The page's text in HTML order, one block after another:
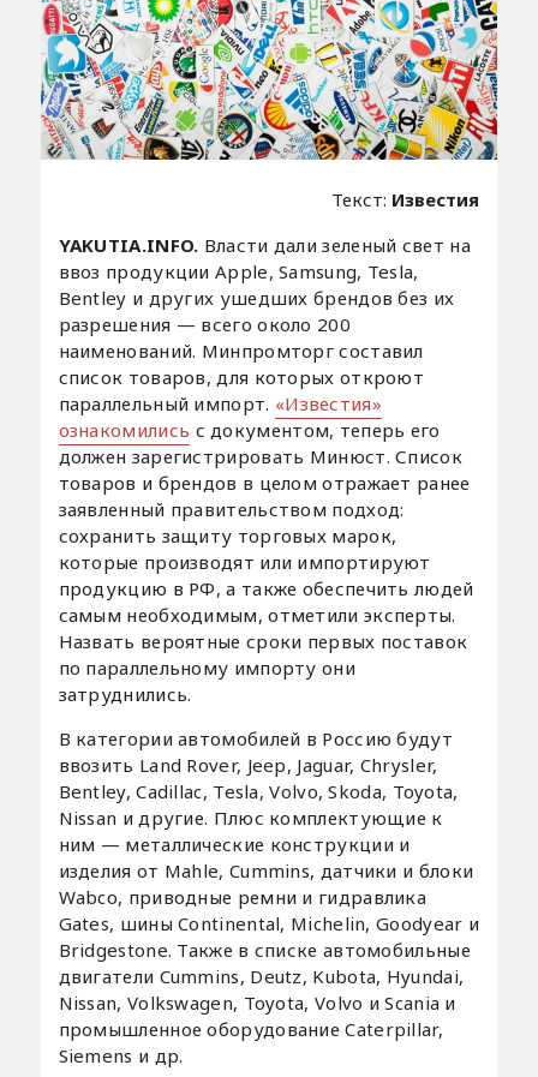
Текст: Известия
YAKUTIA.INFO. Власти дали зеленый свет на
ввоз продукции Apple, Samsung, Tesla,
Bentley и других ушедших брендов без их
разрешения — всего около 200
наименований. Минпромторг составил
список товаров, для которых откроют
параллельный импорт. «Известия»
ознакомились с документом, теперь его
должен зарегистрировать Минюст. Список
товаров и брендов в целом отражает ранее
заявленный правительством подход:
сохранить защиту торговых марок,
которые производят или импортируют
продукцию в РФ, а также обеспечить людей
самым необходимым, отметили эксперты.
Назвать вероятные сроки первых поставок
по параллельному импорту они
затруднились.
В категории автомобилей в Россию будут
ввозить Land Rover, Jeep, Jaguar, Chrysler,
Bentley, Cadillac, Tesla, Volvo, Skoda, Toyota,
Nissan и другие. Плюс комплектующие к
ним — металлические конструкции и
изделия от Mahle, Cummins, датчики и блоки
Wabco, приводные ремни и гидравлика
Gates, шины Continental, Michelin, Goodyear и
Bridgestone. Также в списке автомобильные
двигатели Cummins, Deutz, Kubota, Hyundai,
Nissan, Volkswagen, Toyota, Volvo и Scania и
промышленное оборудование Caterpillar,
Siemens и др.